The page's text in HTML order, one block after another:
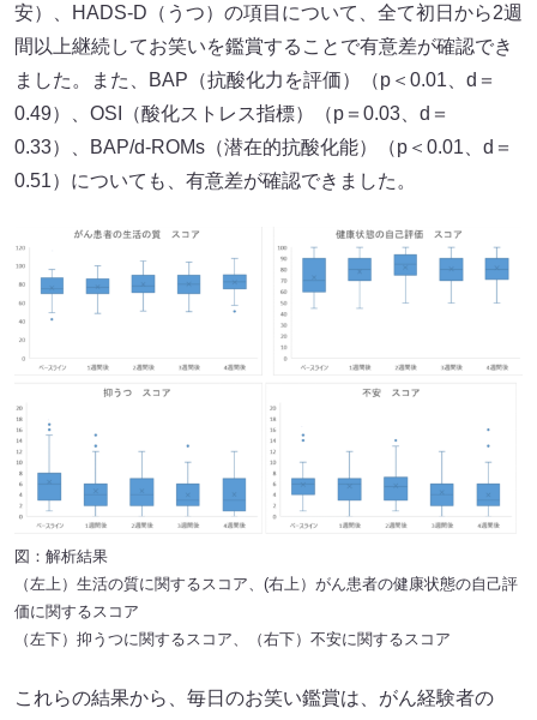
安）、HADS-D（うつ）の項目について、全て初日から2週
間以上継続してお笑いを鑑賞することで有意差が確認でき
ました。また、BAP（抗酸化力を評価）（p＜0.01、d＝
0.49）、OSI（酸化ストレス指標）（p＝0.03、d＝
0.33）、BAP/d-ROMs（潜在的抗酸化能）（p＜0.01、d＝
0.51）についても、有意差が確認できました。
図：解析結果
（左上）生活の質に関するスコア、(右上）がん患者の健康状態の自己評
価に関するスコア
（左下）抑うつに関するスコア、（右下）不安に関するスコア
これらの結果から、毎日のお笑い鑑賞は、がん経験者の